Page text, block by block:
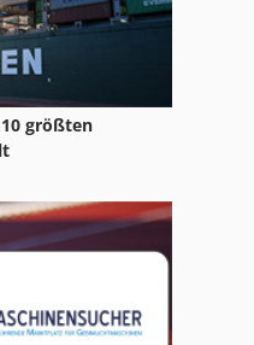
größten